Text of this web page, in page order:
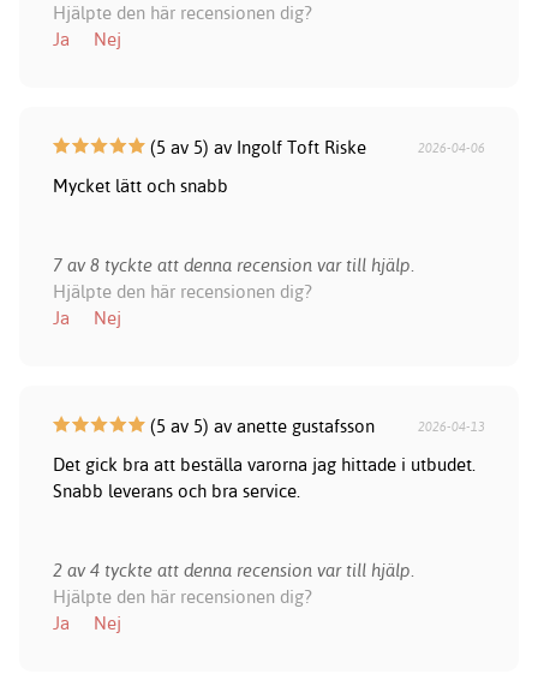
Hjälpte den här recensionen dig?
Ja
Nej
(5 av 5) av Ingolf Toft Riske 2026-04-06
Mycket lätt och snabb
7 av 8 tyckte att denna recension var till hjälp.
Hjälpte den här recensionen dig?
Ja
Nej
(5 av 5) av anette gustafsson 2026-04-13
Det gick bra att beställa varorna jag hittade i utbudet.
Snabb leverans och bra service.
2 av 4 tyckte att denna recension var till hjälp.
Hjälpte den här recensionen dig?
Ja
Nej